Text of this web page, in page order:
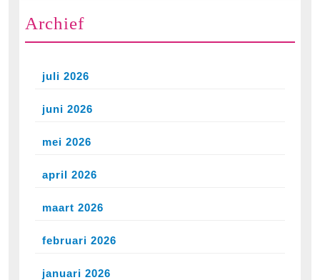
Archief
juli 2026
juni 2026
mei 2026
april 2026
maart 2026
februari 2026
januari 2026